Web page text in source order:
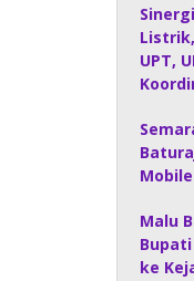
UPT,
Mobile
Malu
ke